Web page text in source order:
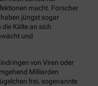
macht. Forscher
jüngst sogar
Kälte an sich
und
von Viren oder
Milliarden
frei, sogenannte